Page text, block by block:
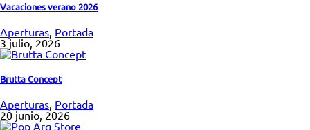
Vacaciones verano 2026
Aperturas Portada
3 julio, 2026
Brutta Concept
Aperturas, Portada
20 junio, 2026